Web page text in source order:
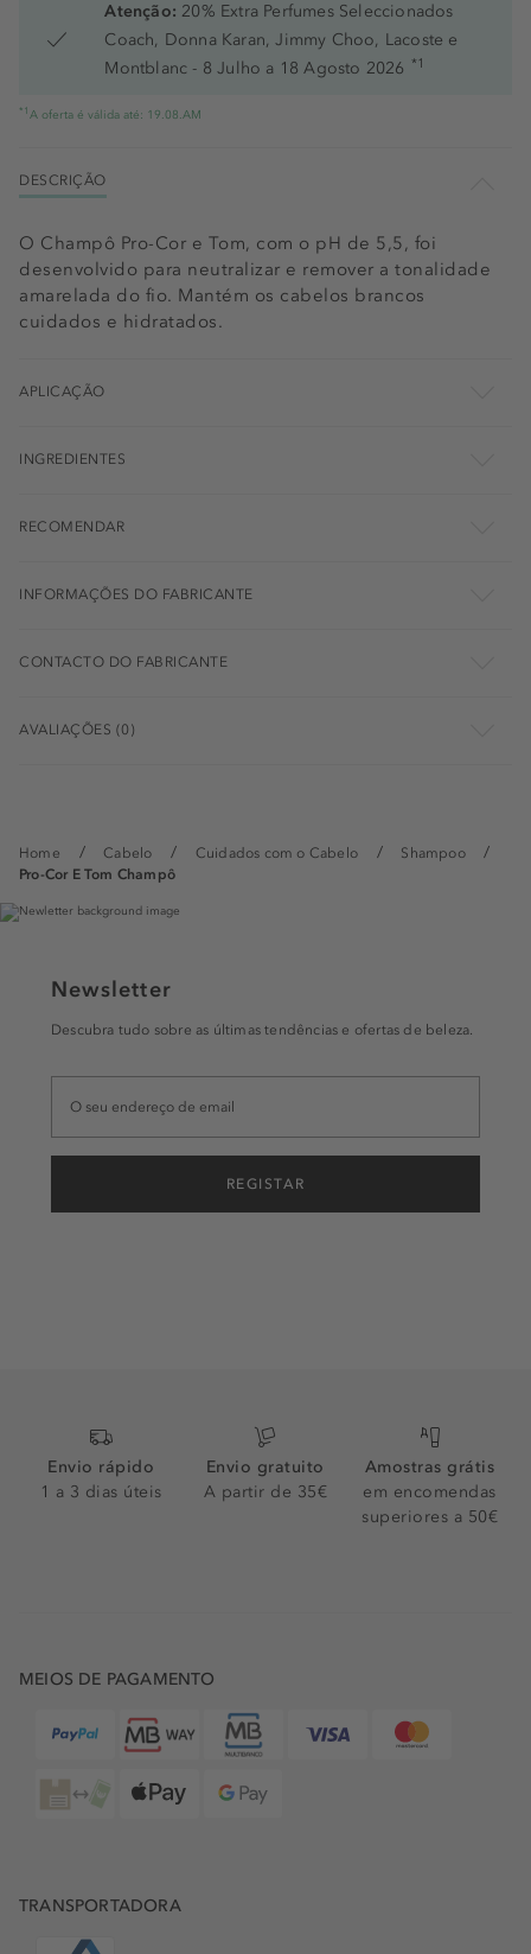
Home Cabelo Cuidados com o Cabelo
Shampoo
Pro-Cor E Tom Champô
Atenção: 20% Extra Perfumes Seleccionados
Coach, Donna Karan, Jimmy Choo, Lacoste e
Montblanc - 8 Julho a 18 Agosto 2026 *1
*1 A oferta é válida até: 19.08.AM
DESCRIÇÃO
O Champô Pro-Cor e Tom, com o pH de 5,5, foi
desenvolvido para neutralizar e remover a tonalidade
amarelada do fio. Mantém os cabelos brancos
cuidados e hidratados.
APLICAÇÃO
INGREDIENTES
RECOMENDAR
INFORMAÇÕES DO FABRICANTE
CONTACTO DO FABRICANTE
AVALIAÇÕES (0)
Newsletter
Descubra tudo sobre as últimas tendências e ofertas de beleza.
REGISTAR
Envio rápido
1 a 3 dias úteis
Envio gratuito
A partir de 35€
Amostras grátis
em encomendas
superiores a 50€
MEIOS DE PAGAMENTO
TRANSPORTADORA